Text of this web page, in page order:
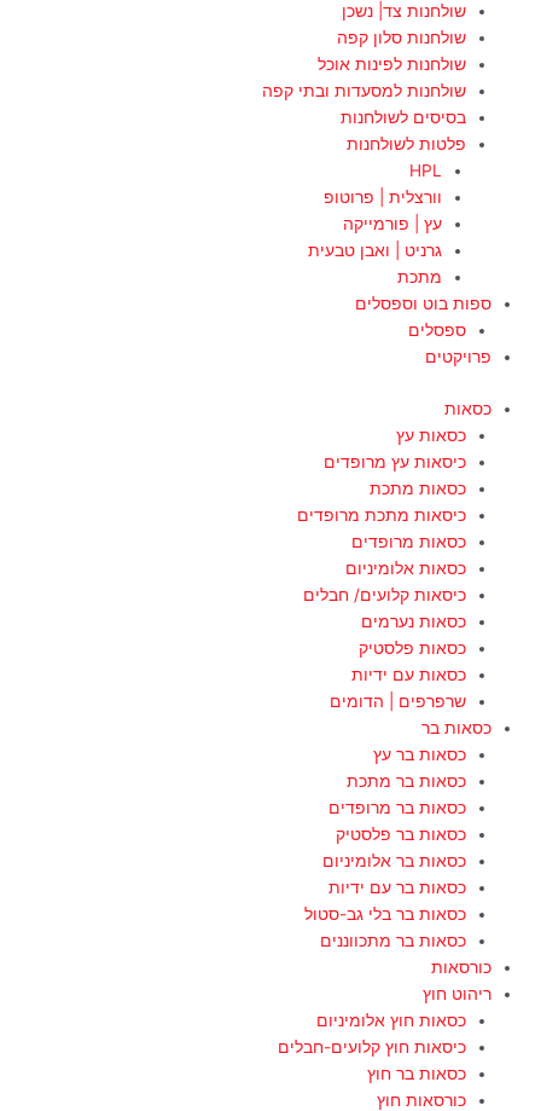
שולחנות צד| נשכן
שולחנות סלון קפה
שולחנות לפינות אוכל
שולחנות למסעדות ובתי קפה
בסיסים לשולחנות
פלטות לשולחנות
HPL
וורצלית | פרוטופ
עץ | פורמייקה
גרניט | ואבן טבעית
מתכת
ספות בוט וספסלים
ספסלים
פרויקטים
כסאות
כסאות עץ
כיסאות עץ מרופדים
כסאות מתכת
כיסאות מתכת מרופדים
כסאות מרופדים
כסאות אלומיניום
כיסאות קלועים/ חבלים
כסאות נערמים
כסאות פלסטיק
כסאות עם ידיות
שרפרפים | הדומים
כסאות בר
כסאות בר עץ
כסאות בר מתכת
כסאות בר מרופדים
כסאות בר פלסטיק
כסאות בר אלומיניום
כסאות בר עם ידיות
כסאות בר בלי גב-סטול
כסאות בר מתכווננים
כורסאות
ריהוט חוץ
כסאות חוץ אלומיניום
כיסאות חוץ קלועים-חבלים
כסאות בר חוץ
כורסאות חוץ